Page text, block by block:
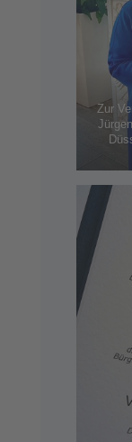
Zur